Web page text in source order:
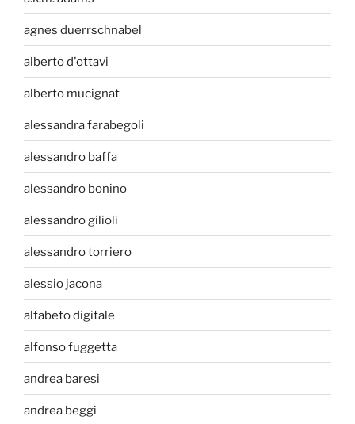
agnes duerrschnabel
alberto d'ottavi
alberto mucignat
alessandra farabegoli
alessandro baffa
alessandro bonino
alessandro gilioli
alessandro torriero
alessio jacona
alfabeto digitale
alfonso fuggetta
andrea baresi
andrea beggi